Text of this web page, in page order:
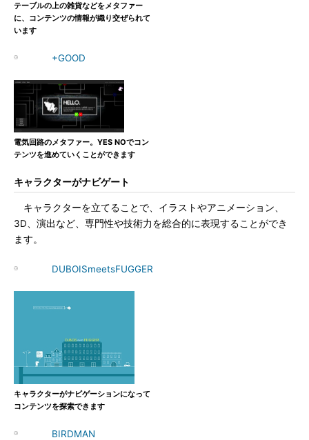
テーブルの上の雑貨などをメタファー
に、コンテンツの情報が織り交ぜられて
います
+GOOD
電気回路のメタファー。YES NOでコン
テンツを進めていくことができます
キャラクターがナビゲート
キャラクターを立てることで、イラストやアニメーション、
3D、演出など、専門性や技術力を総合的に表現することができ
ます。
DUBOISmeetsFUGGER
キャラクターがナビゲーションになって
コンテンツを探索できます
BIRDMAN